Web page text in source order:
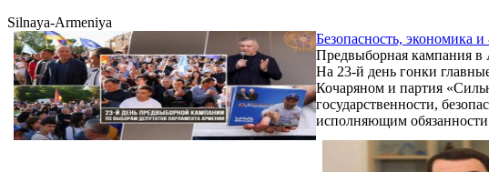
Silnaya-Armeniya
Безопасность, экономика
Предвыборная кампания в
На 23-й день гонки
Кочаряном и партия
государственности,
исполняющим